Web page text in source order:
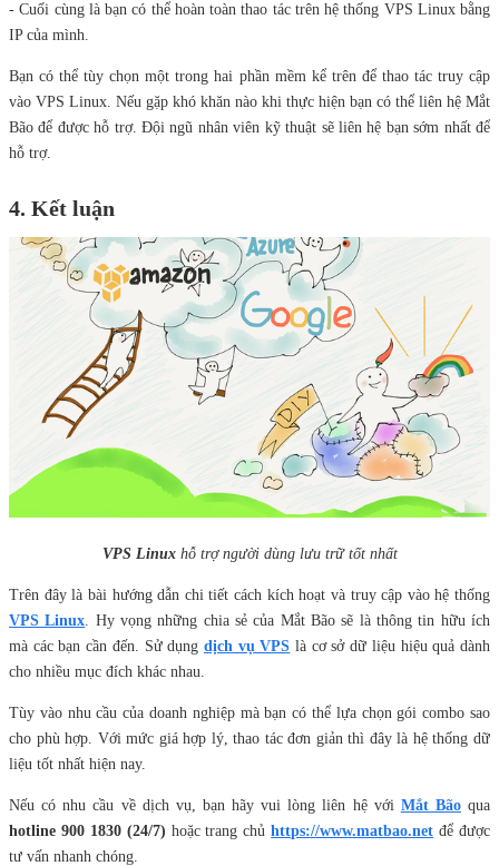
- Cuối cùng là bạn có thể hoàn toàn thao tác trên hệ thống VPS Linux bằng
IP của mình.
Bạn có thể tùy chọn một trong hai phần mềm kể trên để thao tác truy cập
vào VPS Linux. Nếu gặp khó khăn nào khi thực hiện bạn có thể liên hệ Mắt
Bão để được hỗ trợ. Đội ngũ nhân viên kỹ thuật sẽ liên hệ bạn sớm nhất để
hỗ trợ.
4. Kết luận
VPS Linuxhỗ trợ người dùng lưu trữ tốt nhất
Trên đây là bài hướng dẫn chi tiết cách kích hoạt và truy cập vào hệ thống
VPS Linux. Hy vọng những chia sẻ của Mắt Bão sẽ là thông tin hữu ích
mà các bạn cần đến. Sử dụng dịch vụ VPS là cơ sở dữ liệu hiệu quả dành
cho nhiều mục đích khác nhau.
Tùy vào nhu cầu của doanh nghiệp mà bạn có thể lựa chọn gói combo sao
cho phù hợp. Với mức giá hợp lý, thao tác đơn giản thì đây là hệ thống dữ
liệu tốt nhất hiện nay.
Nếu có nhu cầu về dịch vụ, bạn hãy vui lòng liên hệ với Mắt Bãoqua
hotline 900 1830 (24/7) hoặc trang chủhttps://www.matbao.net để được
tư vấn nhanh chóng.